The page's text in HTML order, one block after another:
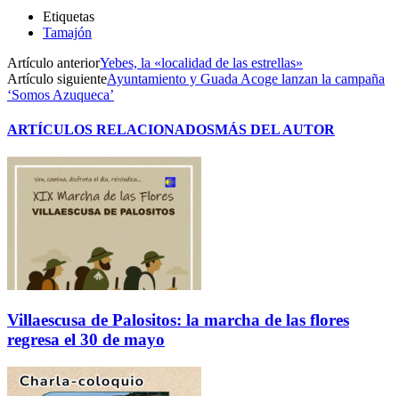
Etiquetas
Tamajón
Artículo anteriorYebes, la «localidad de las estrellas»
Artículo siguienteAyuntamiento y Guada Acoge lanzan la campaña
‘Somos Azuqueca’
ARTÍCULOS RELACIONADOSMÁS DEL AUTOR
Villaescusa de Palositos: la marcha de las flores
regresa el 30 de mayo